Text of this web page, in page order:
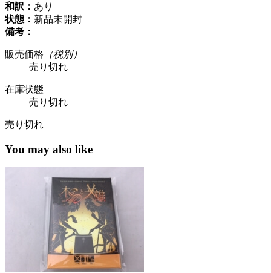
和訳： あり
状態： 新品未開封
備考：
販売価格 （税別）
売り切れ
在庫状態
売り切れ
売り切れ
You may also like